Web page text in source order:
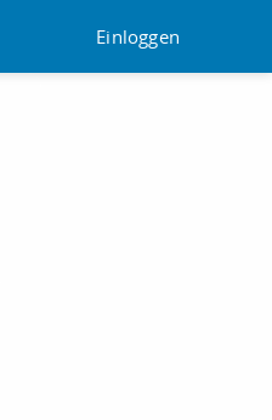
Einloggen